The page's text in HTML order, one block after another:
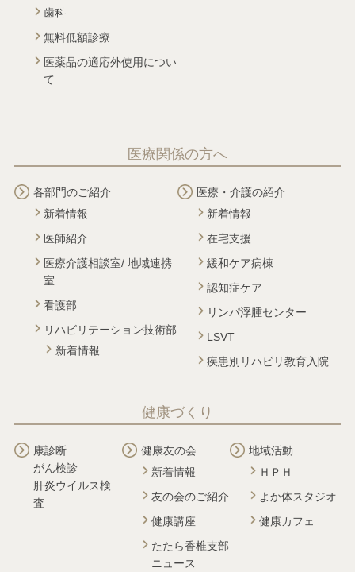
歯科
無料低額診療
医薬品の適応外使用につい
て
医療関係の方へ
各部門のご紹介
新着情報
医師紹介
医療介護相談室/ 地域連携
室
看護部
リハビリテーション技術部
新着情報
医療・介護の紹介
新着情報
在宅支援
緩和ケア病棟
認知症ケア
リンパ浮腫センター
LSVT
疾患別リハビリ教育入院
健康づくり
康診断
がん検診
肝炎ウイルス検
査
健康友の会
新着情報
友の会のご紹介
健康講座
たたら香椎支部
ニュース
地域活動
ＨＰＨ
よか体スタジオ
健康カフェ